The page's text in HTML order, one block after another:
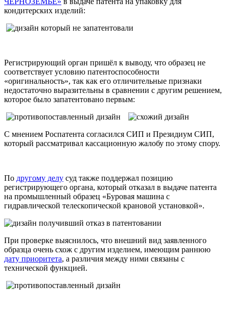
кондитерских изделий:
Регистрирующий орган пришёл к выводу, что образец не
соответствует условию патентоспособности
«оригинальность», так как его отличительные признаки
недостаточно выразительны в сравнении с другим решением,
которое было запатентовано первым:
С мнением Роспатента согласился СИП и Президиум СИП,
который рассматривал кассационную жалобу по этому спору.
По другому делу суд также поддержал позицию
регистрирующего органа, который отказал в выдаче патента
на промышленный образец «Буровая машина с
гидравлической телескопической крановой установкой».
При проверке выяснилось, что внешний вид заявленного
образца очень схож с другим изделием, имеющим раннюю
дату приоритета, а различия между ними связаны с
технической функцией.